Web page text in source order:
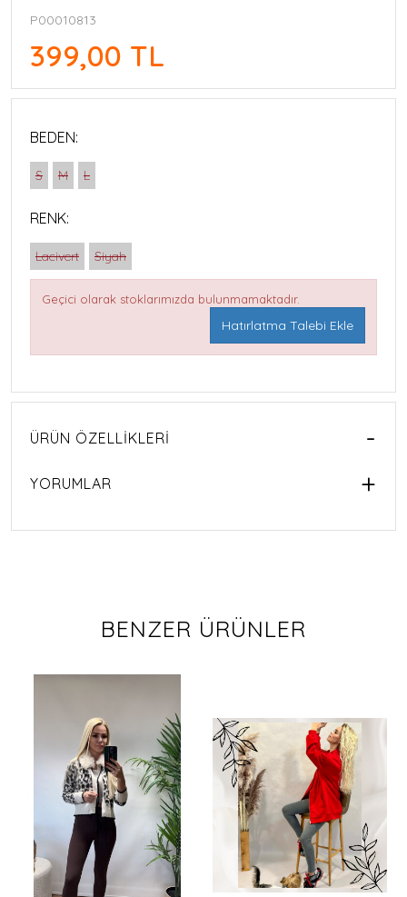
P00010813
399,00 TL
BEDEN:
S M L
RENK:
Lacivert Siyah
Geçici olarak stoklarımızda bulunmamaktadır.
Hatırlatma Talebi Ekle
ÜRÜN ÖZELLIKLERI
YORUMLAR
BENZER ÜRÜNLER